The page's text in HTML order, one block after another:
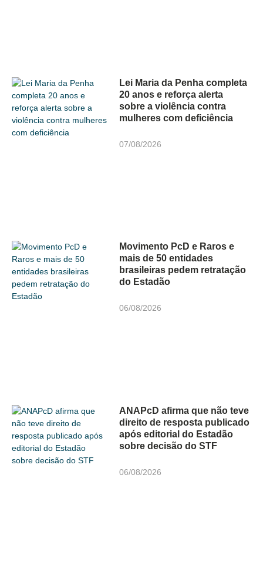
Lei Maria da Penha completa
20 anos e reforça alerta
sobre a violência contra
mulheres com deficiência
07/08/2026
Movimento PcD e Raros e
mais de 50 entidades
brasileiras pedem retratação
do Estadão
06/08/2026
ANAPcD afirma que não teve
direito de resposta publicado
após editorial do Estadão
sobre decisão do STF
06/08/2026